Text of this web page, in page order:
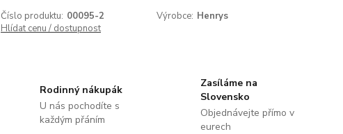
Číslo produktu: 00095-2 Výrobce: Henrys
Hlídat cenu / dostupnost
Rodinný nákupák
U nás pochodíte s
každým přáním
Zasíláme na
Slovensko
Objednávejte přímo v
eurech